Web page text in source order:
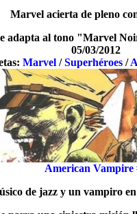
Marvel acierta de pleno
adapta al tono "Marvel
05/03/2012
Marvel /Superhéroes /
American Vampire
de jazz y un vampiro